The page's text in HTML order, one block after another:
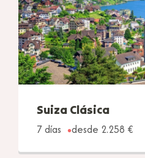
Suiza Clásica
7 días
desde 2.258 €